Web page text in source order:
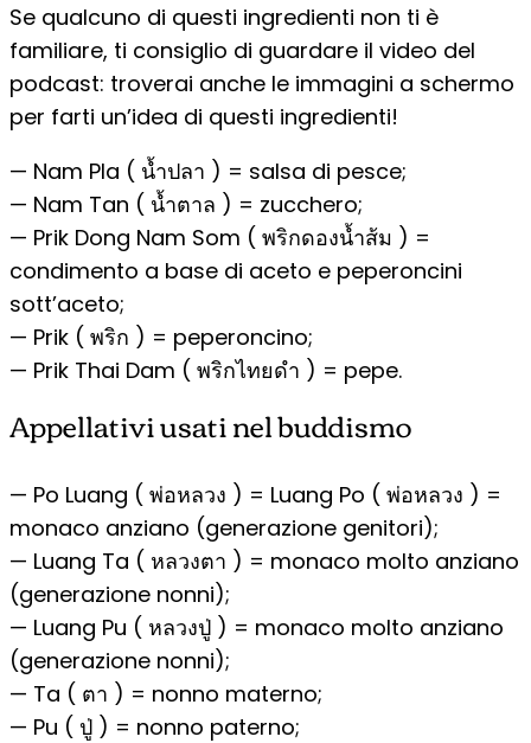
Se qualcuno di questi ingredienti non ti è
familiare, ti consiglio di guardare il video del
podcast: troverai anche le immagini a schermo
per farti un’idea di questi ingredienti!
— Nam Pla ( น้ำปลา ) = salsa di pesce;
— Nam Tan ( น้ำตาล ) = zucchero;
— Prik Dong Nam Som ( พริกดองน้ำส้ม ) =
condimento a base di aceto e peperoncini
sott’aceto;
— Prik ( พริก ) = peperoncino;
— Prik Thai Dam ( พริกไทยดำ ) = pepe.
Appellativi usati nel buddismo
— Po Luang ( พ่อหลวง ) = Luang Po ( พ่อหลวง ) =
monaco anziano (generazione genitori);
— Luang Ta ( หลวงตา ) = monaco molto anziano
(generazione nonni);
— Luang Pu ( หลวงปู่ ) = monaco molto anziano
(generazione nonni);
— Ta ( ตา ) = nonno materno;
— Pu ( ปู่ ) = nonno paterno;